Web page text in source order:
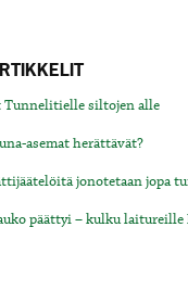
siltojen alle
asemat herättävät?
jonotetaan jopa
päättyi – kulku